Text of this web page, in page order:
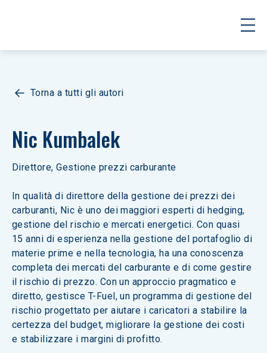
Torna a tutti gli autori
Nic Kumbalek
Direttore, Gestione prezzi carburante
In qualità di direttore della gestione dei prezzi dei
carburanti, Nic è uno dei maggiori esperti di hedging,
gestione del rischio e mercati energetici. Con quasi
15 anni di esperienza nella gestione del portafoglio di
materie prime e nella tecnologia, ha una conoscenza
completa dei mercati del carburante e di come gestire
il rischio di prezzo. Con un approccio pragmatico e
diretto, gestisce T-Fuel, un programma di gestione del
rischio progettato per aiutare i caricatori a stabilire la
certezza del budget, migliorare la gestione dei costi
e stabilizzare i margini di profitto.